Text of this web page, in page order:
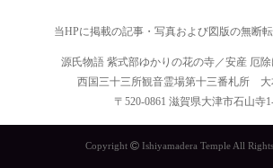
当HPに掲載の記事・写真および図版の無断転
源氏物語 紫式部ゆかりの花の寺／安産 厄
西国三十三所観音霊場第十三番札所 大
〒520-0861 滋賀県大津市石山寺
Copyright Ishiyamadera Temple All Rights